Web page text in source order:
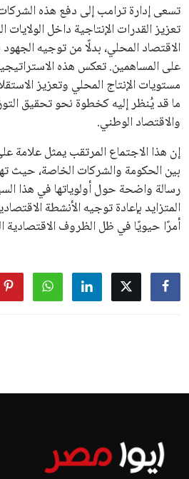
تسعى إدارة ترامب إلى دفع هذه
تعزيز القدرات الإنتاجية داخل
الاقتصاد المحلي، بدلًا من توجيه
على المساهمين. تعكس هذه
مستويات الإنتاج المحلي وتعزيز
ما قد يُنظر إليه كخطوة نحو تحقيق
والاقتصاد الوطني.
إن هذا الاجتماع المرتقب يمثل علامة
بين الحكومة والشركات الخاصة، حيث
رسالة واضحة حول أولوياتها في هذا
المتزايد بإعادة توجيه الأنشطة
أمرًا حيويًا في ظل الظروف الاقتصادية